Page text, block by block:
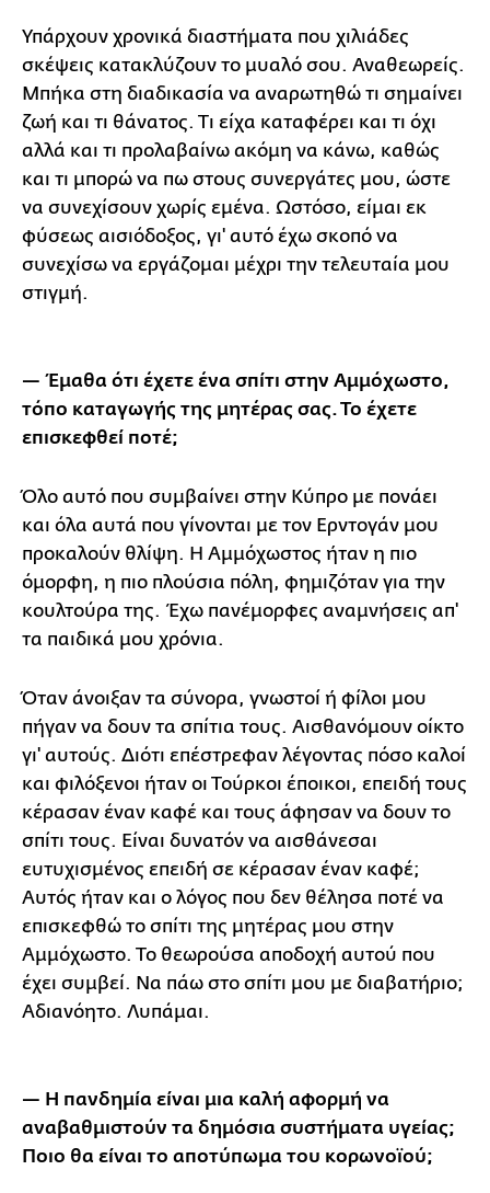
Υπάρχουν χρονικά διαστήματα που χιλιάδες
σκέψεις κατακλύζουν το μυαλό σου. Αναθεωρείς.
Μπήκα στη διαδικασία να αναρωτηθώ τι σημαίνει
ζωή και τι θάνατος. Τι είχα καταφέρει και τι όχι
αλλά και τι προλαβαίνω ακόμη να κάνω, καθώς
και τι μπορώ να πω στους συνεργάτες μου, ώστε
να συνεχίσουν χωρίς εμένα. Ωστόσο, είμαι εκ
φύσεως αισιόδοξος, γι' αυτό έχω σκοπό να
συνεχίσω να εργάζομαι μέχρι την τελευταία μου
στιγμή.
— Έμαθα ότι έχετε ένα σπίτι στην Αμμόχωστο,
τόπο καταγωγής της μητέρας σας. Το έχετε
επισκεφθεί ποτέ;
Όλο αυτό που συμβαίνει στην Κύπρο με πονάει
και όλα αυτά που γίνονται με τον Ερντογάν μου
προκαλούν θλίψη. Η Αμμόχωστος ήταν η πιο
όμορφη, η πιο πλούσια πόλη, φημιζόταν για την
κουλτούρα της. Έχω πανέμορφες αναμνήσεις απ'
τα παιδικά μου χρόνια.
Όταν άνοιξαν τα σύνορα, γνωστοί ή φίλοι μου
πήγαν να δουν τα σπίτια τους. Αισθανόμουν οίκτο
γι' αυτούς. Διότι επέστρεφαν λέγοντας πόσο καλοί
και φιλόξενοι ήταν οι Τούρκοι έποικοι, επειδή τους
κέρασαν έναν καφέ και τους άφησαν να δουν το
σπίτι τους. Είναι δυνατόν να αισθάνεσαι
ευτυχισμένος επειδή σε κέρασαν έναν καφέ;
Αυτός ήταν και ο λόγος που δεν θέλησα ποτέ να
επισκεφθώ το σπίτι της μητέρας μου στην
Αμμόχωστο. Το θεωρούσα αποδοχή αυτού που
έχει συμβεί. Να πάω στο σπίτι μου με διαβατήριο;
Αδιανόητο. Λυπάμαι.
— Η πανδημία είναι μια καλή αφορμή να
αναβαθμιστούν τα δημόσια συστήματα υγείας;
Ποιο θα είναι το αποτύπωμα του κορωνοϊού;